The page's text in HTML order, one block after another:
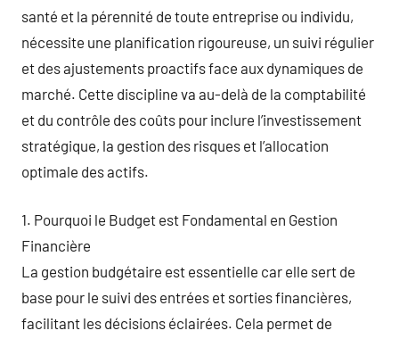
santé et la pérennité de toute entreprise ou individu,
nécessite une planification rigoureuse, un suivi régulier
et des ajustements proactifs face aux dynamiques de
marché. Cette discipline va au-delà de la comptabilité
et du contrôle des coûts pour inclure l’investissement
stratégique, la gestion des risques et l’allocation
optimale des actifs.
1. Pourquoi le Budget est Fondamental en Gestion
Financière
La gestion budgétaire est essentielle car elle sert de
base pour le suivi des entrées et sorties financières,
facilitant les décisions éclairées. Cela permet de